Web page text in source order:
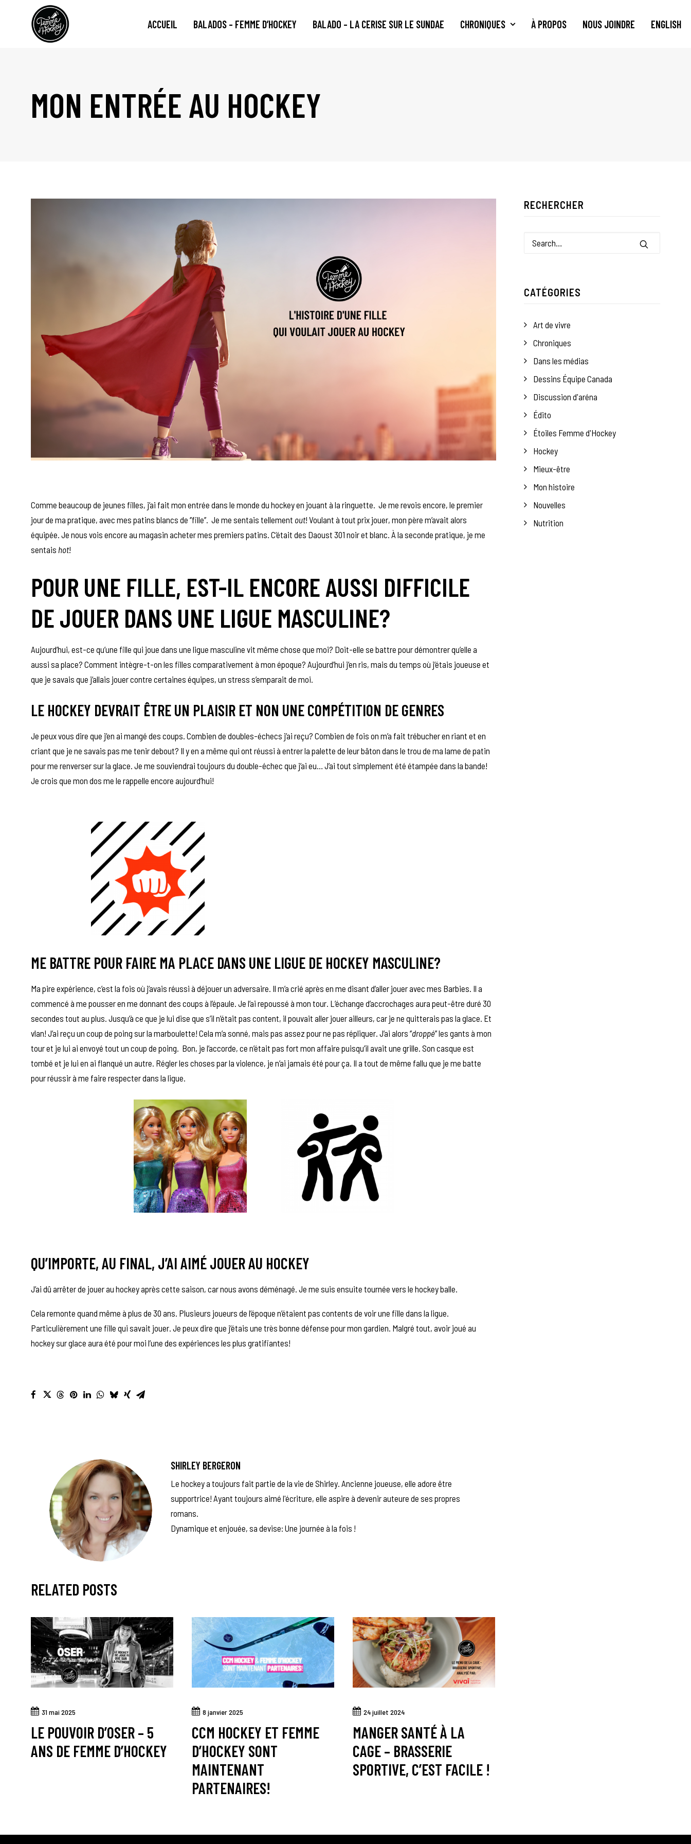
ACCUEIL BALADOS – FEMME D’HOCKEY BALADO – LA CERISE SUR LE SUNDAE CHRONIQUES À PROPOS NOUS JOINDRE ENGLISH
MON ENTRÉE AU HOCKEY
Comme beaucoup de jeunes filles, j’ai fait mon entrée dans le monde du hockey en jouant à la ringuette. Je me revois encore, le premier
jour de ma pratique, avec mes patins blancs de ‘’fille’’. Je me sentais tellement out! Voulant à tout prix jouer, mon père m’avait alors
équipée. Je nous vois encore au magasin acheter mes premiers patins. C’était des Daoust 301 noir et blanc. À la seconde pratique, je me
sentais hot!
POUR UNE FILLE, EST-IL ENCORE AUSSI DIFFICILE
DE JOUER DANS UNE LIGUE MASCULINE?
Aujourd’hui, est-ce qu’une fille qui joue dans une ligue masculine vit même chose que moi? Doit-elle se battre pour démontrer qu’elle a
aussi sa place? Comment intègre-t-on les filles comparativement à mon époque? Aujourd’hui j’en ris, mais du temps où j’étais joueuse et
que je savais que j’allais jouer contre certaines équipes, un stress s’emparait de moi.
LE HOCKEY DEVRAIT ÊTRE UN PLAISIR ET NON UNE COMPÉTITION DE GENRES
Je peux vous dire que j’en ai mangé des coups. Combien de doubles-échecs j’ai reçu? Combien de fois on m’a fait trébucher en riant et en
criant que je ne savais pas me tenir debout? Il y en a même qui ont réussi à entrer la palette de leur bâton dans le trou de ma lame de patin
pour me renverser sur la glace. Je me souviendrai toujours du double-échec que j’ai eu… J’ai tout simplement été étampée dans la bande!
Je crois que mon dos me le rappelle encore aujourd’hui!
ME BATTRE POUR FAIRE MA PLACE DANS UNE LIGUE DE HOCKEY MASCULINE?
Ma pire expérience, c’est la fois où j’avais réussi à déjouer un adversaire. Il m’a crié après en me disant d’aller jouer avec mes Barbies. Il a
commencé à me pousser en me donnant des coups à l’épaule. Je l’ai repoussé à mon tour. L’échange d’accrochages aura peut-être duré 30
secondes tout au plus. Jusqu’à ce que je lui dise que s’il n’était pas content, il pouvait aller jouer ailleurs, car je ne quitterais pas la glace. Et
vlan! J’ai reçu un coup de poing sur la marboulette! Cela m’a sonné, mais pas assez pour ne pas répliquer. J’ai alors ‘’droppé’’ les gants à mon
tour et je lui ai envoyé tout un coup de poing. Bon, je l’accorde, ce n’était pas fort mon affaire puisqu’il avait une grille. Son casque est
tombé et je lui en ai flanqué un autre. Régler les choses par la violence, je n’ai jamais été pour ça. Il a tout de même fallu que je me batte
pour réussir à me faire respecter dans la ligue.
QU’IMPORTE, AU FINAL, J’AI AIMÉ JOUER AU HOCKEY
J’ai dû arrêter de jouer au hockey après cette saison, car nous avons déménagé. Je me suis ensuite tournée vers le hockey balle.
Cela remonte quand même à plus de 30 ans. Plusieurs joueurs de l’époque n’étaient pas contents de voir une fille dans la ligue.
Particulièrement une fille qui savait jouer. Je peux dire que j’étais une très bonne défense pour mon gardien. Malgré tout, avoir joué au
hockey sur glace aura été pour moi l’une des expériences les plus gratifiantes!
SHIRLEY BERGERON
Le hockey a toujours fait partie de la vie de Shirley. Ancienne joueuse, elle adore être
supportrice! Ayant toujours aimé l'écriture, elle aspire à devenir auteure de ses propres
romans.
Dynamique et enjouée, sa devise: Une journée à la fois !
RELATED POSTS
31 mai 2025
LE POUVOIR D’OSER – 5
ANS DE FEMME D’HOCKEY
8 janvier 2025
CCM HOCKEY ET FEMME
D’HOCKEY SONT
MAINTENANT
PARTENAIRES!
24 juillet 2024
MANGER SANTÉ À LA
CAGE – BRASSERIE
SPORTIVE, C’EST FACILE !
RECHERCHER
CATÉGORIES
Art de vivre
Chroniques
Dans les médias
Dessins Équipe Canada
Discussion d'aréna
Édito
Étoiles Femme d'Hockey
Hockey
Mieux-être
Mon histoire
Nouvelles
Nutrition